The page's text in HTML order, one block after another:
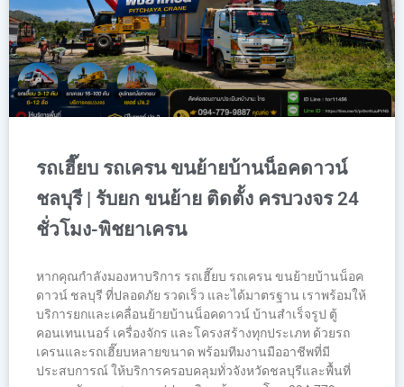
รถเฮี๊ยบ รถเครน ขนย้ายบ้านน็อคดาวน์
ชลบุรี | รับยก ขนย้าย ติดตั้ง ครบวงจร 24
ชั่วโมง-พิชยาเครน
หากคุณกำลังมองหาบริการ รถเฮี๊ยบ รถเครน ขนย้ายบ้านน็อค
ดาวน์ ชลบุรี ที่ปลอดภัย รวดเร็ว และได้มาตรฐาน เราพร้อมให้
บริการยกและเคลื่อนย้ายบ้านน็อคดาวน์ บ้านสำเร็จรูป ตู้
คอนเทนเนอร์ เครื่องจักร และโครงสร้างทุกประเภท ด้วยรถ
เครนและรถเฮี๊ยบหลายขนาด พร้อมทีมงานมืออาชีพที่มี
ประสบการณ์ ให้บริการครอบคลุมทั่วจังหวัดชลบุรีและพื้นที่